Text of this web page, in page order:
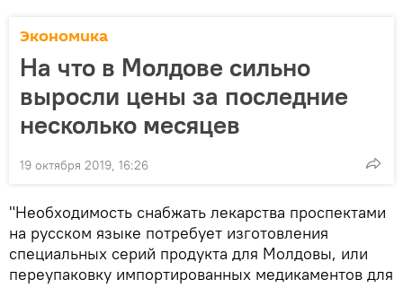
Экономика
На что в Молдове сильно
выросли цены за последние
несколько месяцев
19 октября 2019, 16:26
"Необходимость снабжать лекарства проспектами
на русском языке потребует изготовления
специальных серий продукта для Молдовы, или
переупаковку импортированных медикаментов для